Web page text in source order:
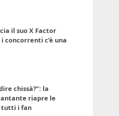
il suo X Factor
concorrenti c’è una
chissà?”: la
riapre le
tutti i fan